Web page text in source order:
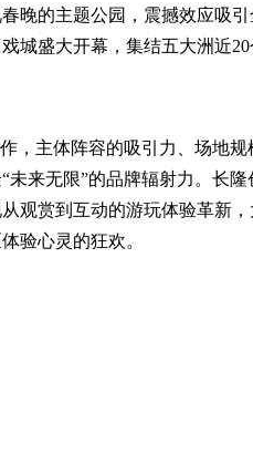
晚的主题公园，震撼效应吸
城盛大开幕，集结五大洲近
，主体阵容的吸引力、场地
未来无限”的品牌辐射力。长
观赏到互动的游玩体验革新
验心灵的狂欢。